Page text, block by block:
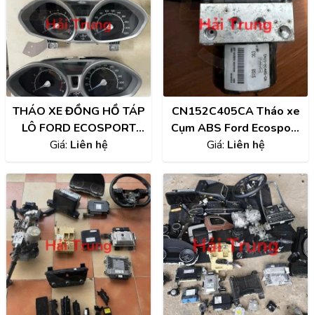
THÁO XE ĐỒNG HỒ TÁP
LÔ FORD ECOSPORT
GIÁ RẺ
Giá: Liên hệ
CN152C405CA Tháo xe
Cụm ABS Ford Ecosport
2015
Giá: Liên hệ